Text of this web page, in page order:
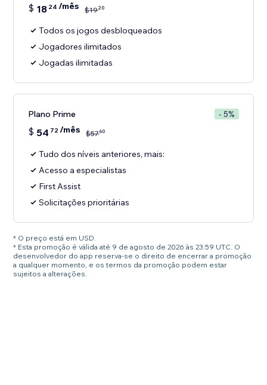
$ 18 24 /mês $1920
Todos os jogos desbloqueados
Jogadores ilimitados
Jogadas ilimitadas
Plano Prime - 5%
$ 54 72/mês $5760
Tudo dos níveis anteriores, mais:
Acesso a especialistas
First Assist
Solicitações prioritárias
* O preço está em USD.
* Esta promoção é válida até 9 de agosto de 2026 às 23:59 UTC. O
desenvolvedor do app reserva-se o direito de encerrar a promoção
a qualquer momento, e os termos da promoção podem estar
sujeitos a alterações.